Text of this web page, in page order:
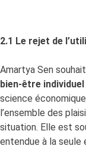
2.1 Le rejet de
Amartya Sen
bien-être
science
l’ensemble des
situation. Elle est
entendue à la seule